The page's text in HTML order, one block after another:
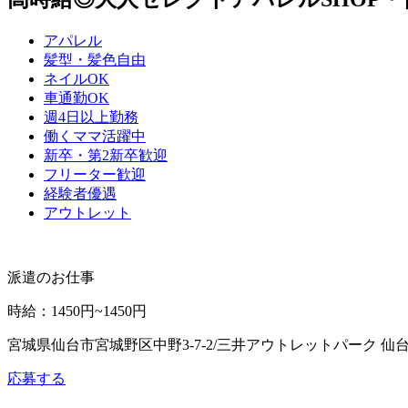
アパレル
髪型・髪色自由
ネイルOK
車通勤OK
週4日以上勤務
働くママ活躍中
新卒・第2新卒歓迎
フリーター歓迎
経験者優遇
アウトレット
派遣のお仕事
時給 ： 1450円~1450円
宮城県仙台市宮城野区中野3-7-2/三井アウトレットパーク 仙
応募する